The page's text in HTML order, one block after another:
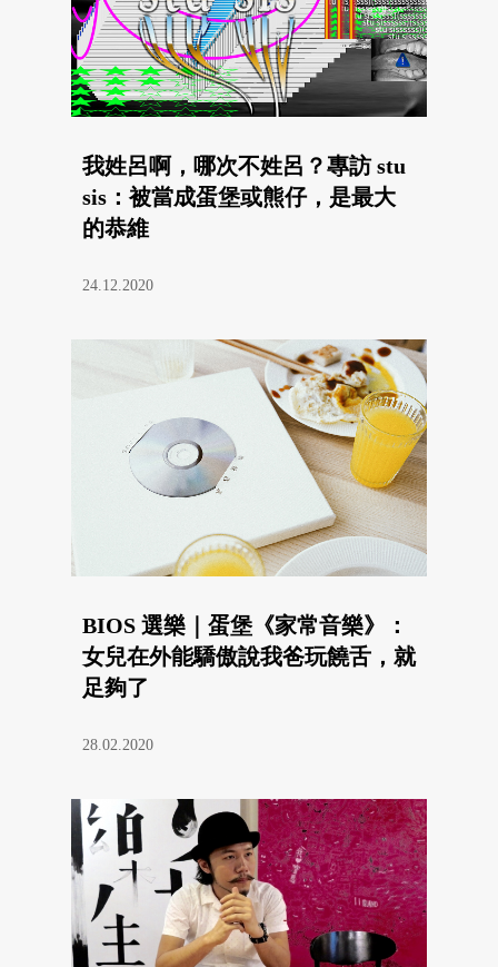
我姓呂啊，哪次不姓呂？專訪 stu
sis：被當成蛋堡或熊仔，是最大
的恭維
24.12.2020
BIOS 選樂｜蛋堡《家常音樂》：
女兒在外能驕傲說我爸玩饒舌，就
足夠了
28.02.2020